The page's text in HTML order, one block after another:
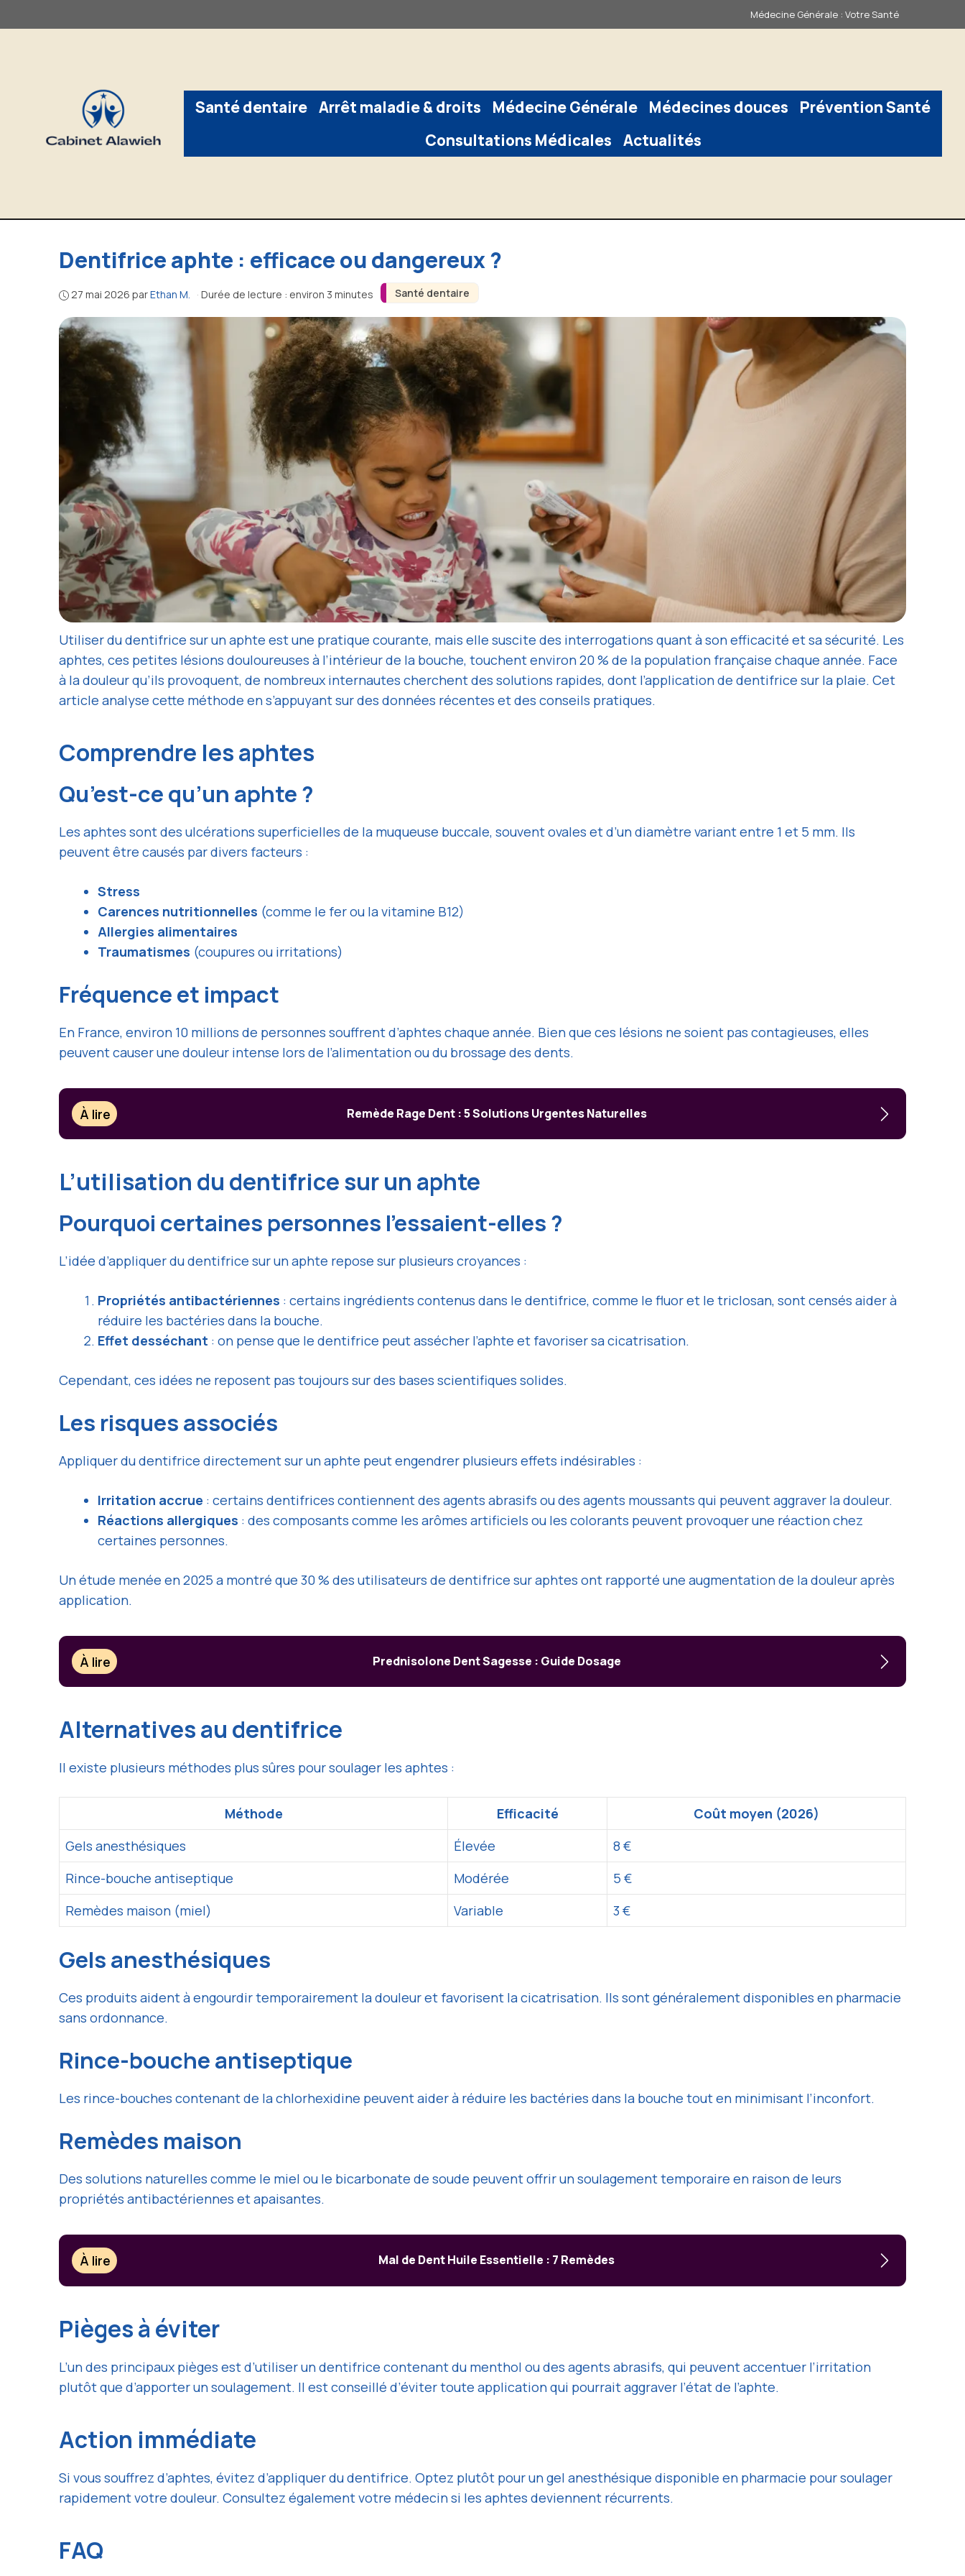
au
Médecine Générale : Votre Santé
Santé dentaire Arrêt maladie & droits Médecine Générale Médecines douces
Prévention Santé
Consultations Médicales
Actualités
Santé dentaire
Dentifrice aphte : efficace ou dangereux ?
27 mai 2026 parEthan M. · Durée de lecture : environ 3 minutes
Utiliser du dentifrice sur un aphte est une pratique courante, mais elle suscite des interrogations quant à son efficacité et sa sécurité. Les
aphtes, ces petites lésions douloureuses à l’intérieur de la bouche, touchent environ 20 % de la population française chaque année. Face
à la douleur qu’ils provoquent, de nombreux internautes cherchent des solutions rapides, dont l’application de dentifrice sur la plaie. Cet
article analyse cette méthode en s’appuyant sur des données récentes et des conseils pratiques.
Comprendre les aphtes
Qu’est-ce qu’un aphte ?
Les aphtes sont des ulcérations superficielles de la muqueuse buccale, souvent ovales et d’un diamètre variant entre 1 et 5 mm. Ils
peuvent être causés par divers facteurs :
Stress
Carences nutritionnelles (comme le fer ou la vitamine B12)
Allergies alimentaires
Traumatismes (coupures ou irritations)
Fréquence et impact
En France, environ 10 millions de personnes souffrent d’aphtes chaque année. Bien que ces lésions ne soient pas contagieuses, elles
peuvent causer une douleur intense lors de l’alimentation ou du brossage des dents.
À lire Remède Rage Dent : 5 Solutions Urgentes Naturelles
L’utilisation du dentifrice sur un aphte
Pourquoi certaines personnes l’essaient-elles ?
L’idée d’appliquer du dentifrice sur un aphte repose sur plusieurs croyances :
Propriétés antibactériennes : certains ingrédients contenus dans le dentifrice, comme le fluor et le triclosan, sont censés aider à
réduire les bactéries dans la bouche.
Effet desséchant : on pense que le dentifrice peut assécher l’aphte et favoriser sa cicatrisation.
Cependant, ces idées ne reposent pas toujours sur des bases scientifiques solides.
Les risques associés
Appliquer du dentifrice directement sur un aphte peut engendrer plusieurs effets indésirables :
Irritation accrue : certains dentifrices contiennent des agents abrasifs ou des agents moussants qui peuvent aggraver la douleur.
Réactions allergiques : des composants comme les arômes artificiels ou les colorants peuvent provoquer une réaction chez
certaines personnes.
Un étude menée en 2025 a montré que 30 % des utilisateurs de dentifrice sur aphtes ont rapporté une augmentation de la douleur après
application.
À lire Prednisolone Dent Sagesse : Guide Dosage
Alternatives au dentifrice
Il existe plusieurs méthodes plus sûres pour soulager les aphtes :
Méthode Efficacité
Coût moyen (2026)
Gels anesthésiques
Élevée
8 €
Rince-bouche antiseptique
Modérée
5 €
Remèdes maison (miel)
Variable 3 €
Gels anesthésiques
Ces produits aident à engourdir temporairement la douleur et favorisent la cicatrisation. Ils sont généralement disponibles en pharmacie
sans ordonnance.
Rince-bouche antiseptique
Les rince-bouches contenant de la chlorhexidine peuvent aider à réduire les bactéries dans la bouche tout en minimisant l’inconfort.
Remèdes maison
Des solutions naturelles comme le miel ou le bicarbonate de soude peuvent offrir un soulagement temporaire en raison de leurs
propriétés antibactériennes et apaisantes.
À lire Mal de Dent Huile Essentielle : 7 Remèdes
Pièges à éviter
L’un des principaux pièges est d’utiliser un dentifrice contenant du menthol ou des agents abrasifs, qui peuvent accentuer l’irritation
plutôt que d’apporter un soulagement. Il est conseillé d’éviter toute application qui pourrait aggraver l’état de l’aphte.
Action immédiate
Si vous souffrez d’aphtes, évitez d’appliquer du dentifrice. Optez plutôt pour un gel anesthésique disponible en pharmacie pour soulager
rapidement votre douleur. Consultez également votre médecin si les aphtes deviennent récurrents.
FAQ